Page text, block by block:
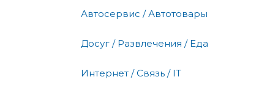
Автосервис / Автотовары
Досуг / Развлечения / Еда
Интернет / Связь / IT